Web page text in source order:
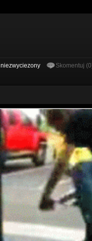
niezwyciezony Skomentuj